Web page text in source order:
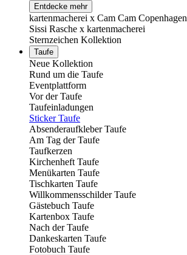
Entdecke mehr
kartenmacherei x Cam Cam Copenhagen
Sissi Rasche x kartenmacherei
Sternzeichen Kollektion
Taufe
Neue Kollektion
Rund um die Taufe
Eventplattform
Vor der Taufe
Taufeinladungen
Sticker Taufe
Absenderaufkleber Taufe
Am Tag der Taufe
Taufkerzen
Kirchenheft Taufe
Menükarten Taufe
Tischkarten Taufe
Willkommensschilder Taufe
Gästebuch Taufe
Kartenbox Taufe
Nach der Taufe
Dankeskarten Taufe
Fotobuch Taufe